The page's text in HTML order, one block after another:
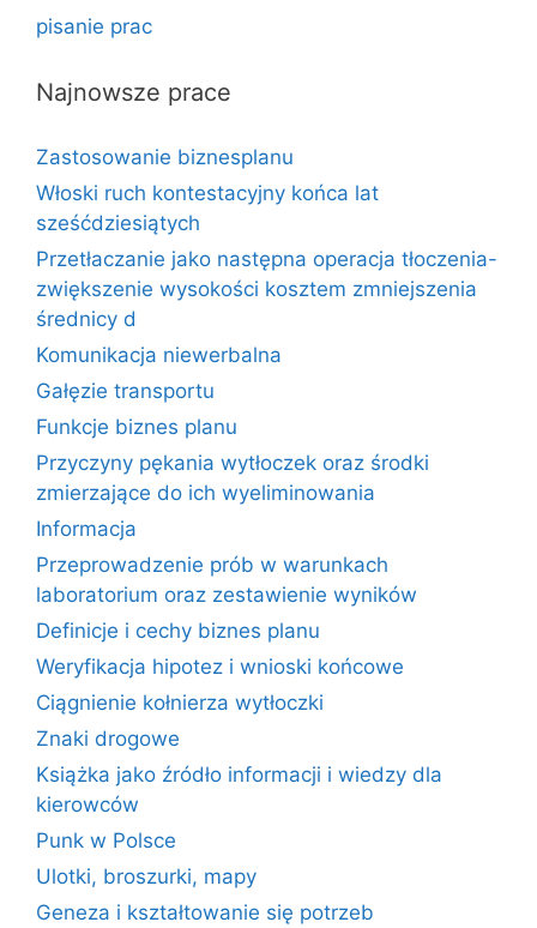
pisanie prac
Najnowsze prace
Zastosowanie biznesplanu
Włoski ruch kontestacyjny końca lat
sześćdziesiątych
Przetłaczanie jako następna operacja tłoczenia-
zwiększenie wysokości kosztem zmniejszenia
średnicy d
Komunikacja niewerbalna
Gałęzie transportu
Funkcje biznes planu
Przyczyny pękania wytłoczek oraz środki
zmierzające do ich wyeliminowania
Informacja
Przeprowadzenie prób w warunkach
laboratorium oraz zestawienie wyników
Definicje i cechy biznes planu
Weryfikacja hipotez i wnioski końcowe
Ciągnienie kołnierza wytłoczki
Znaki drogowe
Książka jako źródło informacji i wiedzy dla
kierowców
Punk w Polsce
Ulotki, broszurki, mapy
Geneza i kształtowanie się potrzeb